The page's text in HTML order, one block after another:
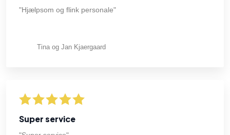
"Hjælpsom og flink personale"
Tina og Jan Kjaergaard
Super service